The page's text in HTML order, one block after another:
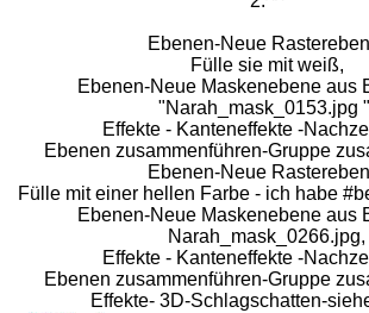
Ebenen-Neue
Fülle sie mit weiß,
Ebenen-Neue Maskenebene aus
"Narah_mask_0153.jpg
Effekte - Kanteneffekte -
Ebenen zusammenführen-Gruppe
Ebenen-Neue
Fülle mit einer hellen Farbe - ich habe
Ebenen-Neue Maskenebene aus
Narah_mask_0266.jpg,
Effekte - Kanteneffekte -
Ebenen zusammenführen-Gruppe
Effekte- 3D-Schlagschatten-